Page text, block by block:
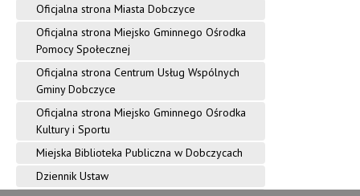
Oficjalna strona Miasta Dobczyce
Oficjalna strona Miejsko Gminnego Ośrodka
Pomocy Społecznej
Oficjalna strona Centrum Usług Wspólnych
Gminy Dobczyce
Oficjalna strona Miejsko Gminnego Ośrodka
Kultury i Sportu
Miejska Biblioteka Publiczna w Dobczycach
Dziennik Ustaw